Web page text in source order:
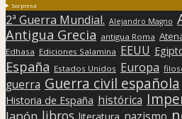
Sorpresa
2ª Guerra Mundial. Alejandro Magno
Antigua Grecia antigua Roma
Edhasa Ediciones Salamina EEUU
España Estados Unidos Europa
guerra Guerra civil española
Historia de España histórica
Japón libros literatura